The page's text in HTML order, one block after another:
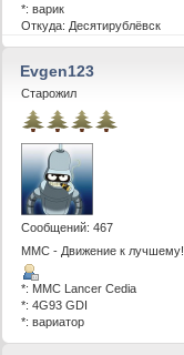
*: варик
Откуда: Десятирублёвск
Evgen123
Старожил
Сообщений: 467
ММС - Движение к лучшему!
*: MMC Lancer Cedia
*: 4G93 GDI
*: вариатор